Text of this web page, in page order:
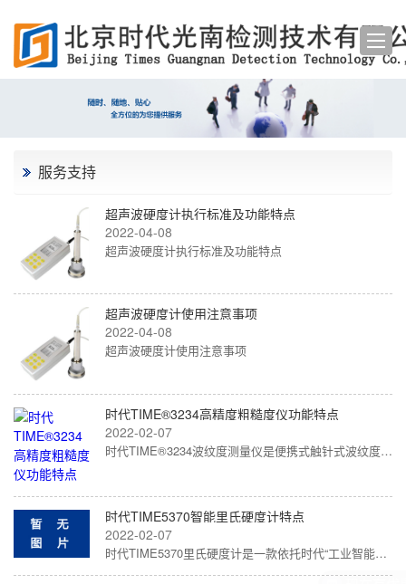
服务支持
超声波硬度计执行标准及功能特点
2022-04-08
超声波硬度计执行标准及功能特点
超声波硬度计使用注意事项
2022-04-08
超声波硬度计使用注意事项
时代TIME®3234高精度粗糙度仪功能特点
2022-02-07
时代TIME®3234波纹度测量仪是便携式触针式波纹度测量仪，适用于生产车间、实验室、计量室等环境的检测。它能够评定粗糙度、波纹度和…
时代TIME5370智能里氏硬度计特点
2022-02-07
时代TIME5370里氏硬度计是一款依托时代“工业智能检测物联网平台”的智能里氏硬度计，是由传统的便携式单体仪器的研发向时代智能测量…